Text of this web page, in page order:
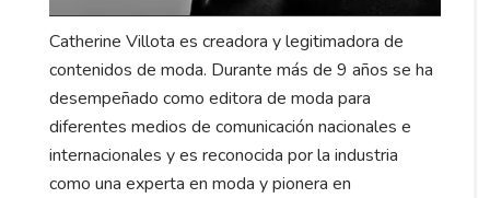
Catherine Villota es creadora y legitimadora de
contenidos de moda. Durante más de 9 años se ha
desempeñado como editora de moda para
diferentes medios de comunicación nacionales e
internacionales y es reconocida por la industria
como una experta en moda y pionera en